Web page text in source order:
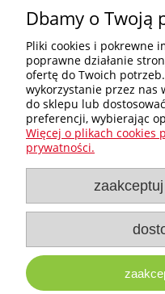
e-milw.pl
- Platforma
Dbamy o Twoją
Pliki cookies i pokrewne
poprawne działanie
ofertę do Twoich
wykorzystanie przez nas
do sklepu lub
preferencji, wybierając
Więcej o plikach cookies
prywatności.